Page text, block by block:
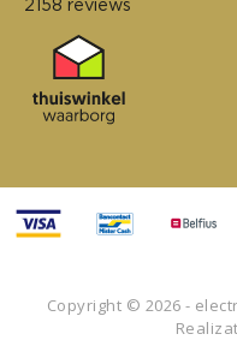
Copyright © 2026 -